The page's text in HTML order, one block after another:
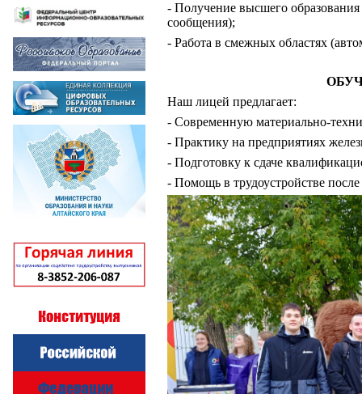
- Получение высшего
сообщения);
- Работа в смежных областях
Наш лицей предлагает:
- Современную материально-
- Практику на предприятиях
- Подготовку к сдаче
- Помощь в трудоустройстве